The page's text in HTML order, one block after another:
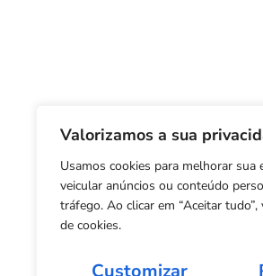
Valorizamos a sua
Usamos cookies para melhorar sua
veicular anúncios ou conteúdo
tráfego. Ao clicar em “Aceitar
de cookies.
Customizar